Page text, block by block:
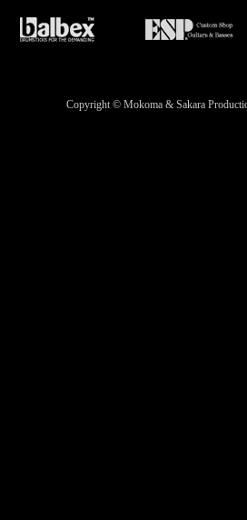
Copyright © Mokoma & Sakara